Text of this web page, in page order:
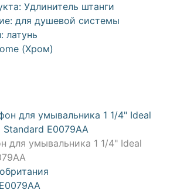
Удлинитель штанги
для душевой системы
латунь
(Хром)
для умывальника 1 1/4" Ideal
E0079AA